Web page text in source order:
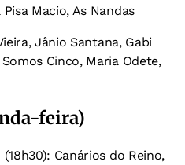
Macio, As Nandas
Jânio Santana, Gabi
Cinco, Maria Odete,
feira)
Canários do Reino,